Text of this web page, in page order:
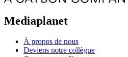
Mediaplanet
À propos de nous
Deviens notre collègue